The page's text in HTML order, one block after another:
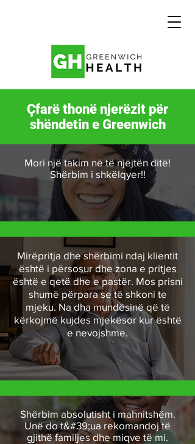
Çfarë thonë njerëzit për
shëndetin e Greenwich
Mori një takim në të njëjtën ditë!
Shërbim i shkëlqyer!!
Mirëpritja dhe shërbimi ndaj klientit
është i përsosur dhe zona e pritjes
është e qetë dhe e pastër. Mos prisni
shumë përpara se të shkoni te
mjeku. Na dha mundësinë që të
kërkojmë kujdes mjekësor kur është
e nevojshme.
Shërbim absolutisht i mahnitshëm.
Unë do t&#39;ua rekomandoj të
gjithë familjes dhe miqve të mi.